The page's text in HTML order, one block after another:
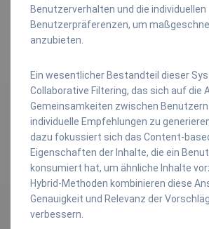
Benutzerverhalten und die individuellen
Benutzerpräferenzen, um
anzubieten.
Ein wesentlicher Bestandteil dieser
Collaborative Filtering, das sich auf die
Gemeinsamkeiten zwischen
individuelle Empfehlungen zu
dazu fokussiert sich das Content-
Eigenschaften der Inhalte, die ein
konsumiert hat, um ähnliche Inhalte
Hybrid-Methoden kombinieren diese
Genauigkeit und Relevanz der
verbessern.